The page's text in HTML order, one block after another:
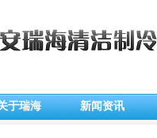
于瑞海 新闻资讯